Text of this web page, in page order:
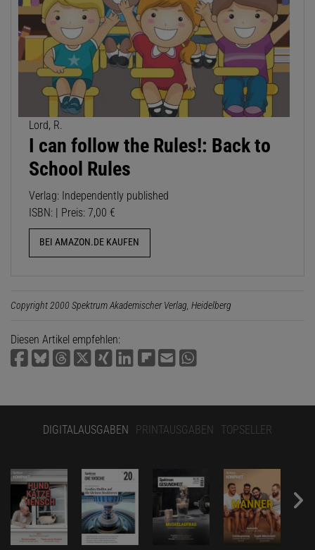
Lord, R.
I can follow the Rules!: Back to
School Rules
Verlag: Independently published
ISBN: | Preis: 7,00 €
BEI AMAZON.DE KAUFEN
Copyright 2000 Spektrum Akademischer Verlag, Heidelberg
Diesen Artikel empfehlen:
DIGITALAUSGABEN PRINTAUSGABEN TOPSELLER